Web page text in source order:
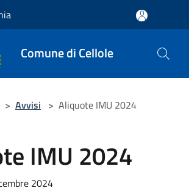
Comune di Cellole
> Avvisi > Aliquote IMU 2024
IMU 2024
2024